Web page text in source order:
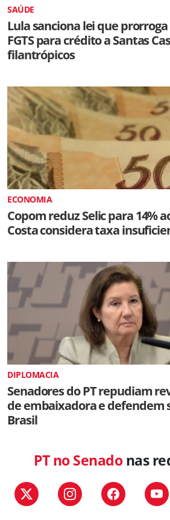
SAÚDE
Lula sanciona lei que prorroga
FGTS para crédito a Santas
filantrópicos
ECONOMIA
Copom reduz Selic para 14%
Costa considera taxa
DIPLOMACIA
Senadores do PT repudiam
de embaixadora e defendem
Brasil
PT no Senadonas